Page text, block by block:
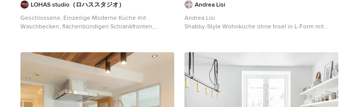
LOHAS studio（ロハススタジオ）
Geschlossene, Einzeilige Moderne Küche mit
Waschbecken, flächenbündigen Schrankfronten,
und braunem Boden in Sonstige
Andrea Lisi
Andrea Lisi
Shabby-Style Wohnküche ohne Insel in L-Form mit
Terrakottaboden, braunem Boden und beiger
Arbeitsplatte in Florenz